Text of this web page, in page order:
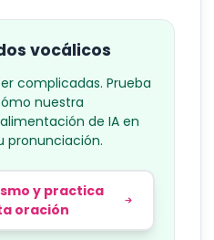
vocálicos
complicadas. Prueba
nuestra
de IA en
pronunciación.
y practica
oración